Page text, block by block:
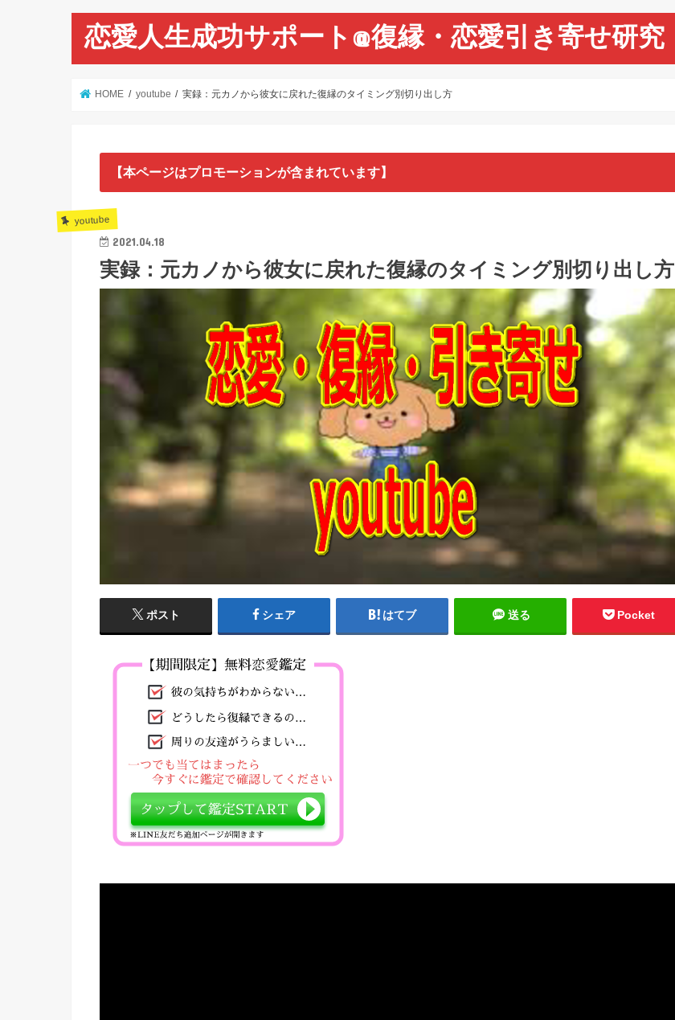
恋愛人生成功サポート@復縁・恋愛引き寄せ研究
HOME youtube 実録：元カノから彼女に戻れた復縁のタイミング別切り出し方
【本ページはプロモーションが含まれています】
youtube
2021.04.18
実録：元カノから彼女に戻れた復縁のタイミング別切り出し方
ポスト シェア はてブ 送る Pocket